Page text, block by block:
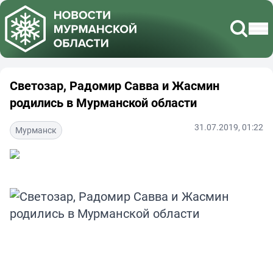
Светозар, Радомир Савва и Жасмин
родились в Мурманской области
Мурманск 31.07.2019, 01:22